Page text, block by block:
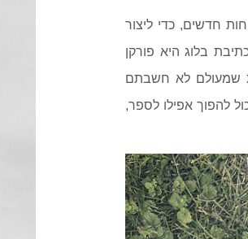
חדשים, כדי ליצור
בלוג היא פורקן
שמעולם לא חשבתם
להפוך אפילו לספר,